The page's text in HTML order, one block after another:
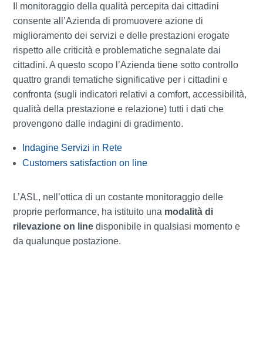
Il monitoraggio della qualità percepita dai cittadini
consente all’Azienda di promuovere azione di
miglioramento dei servizi e delle prestazioni erogate
rispetto alle criticità e problematiche segnalate dai
cittadini. A questo scopo l’Azienda tiene sotto controllo
quattro grandi tematiche significative per i cittadini e
confronta (sugli indicatori relativi a comfort, accessibilità,
qualità della prestazione e relazione) tutti i dati che
provengono dalle indagini di gradimento.
Indagine Servizi in Rete
Customers satisfaction on line
L’ASL, nell’ottica di un costante monitoraggio delle
proprie performance, ha istituito una modalità di
rilevazione on line disponibile in qualsiasi momento e
da qualunque postazione.